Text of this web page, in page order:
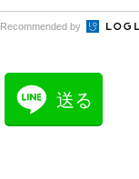
Recommended by
送る